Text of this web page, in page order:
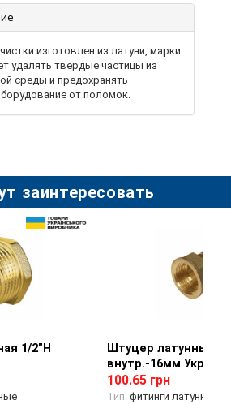
изготовлен из латуни, марки
удалять твердые частицы из
среды и предохранять
от поломок.
заинтересовать
товара
1/2"Н
Просмотр
Штуцер латунный 1/
внутр.-16мм Украина
100.65 грн
Тип: фитинги латунные